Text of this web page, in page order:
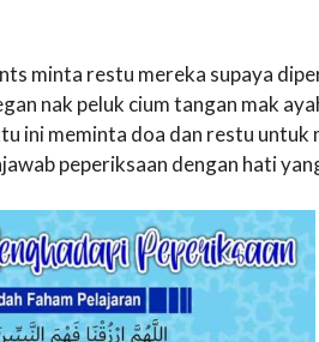
minta restu mereka supaya
nak peluk cium tangan mak
ini meminta doa dan restu untuk
peperiksaan dengan hati